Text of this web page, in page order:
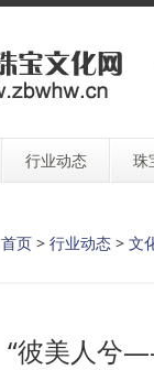
行业动态 珠
首页 > 行业动态 > 文
“彼美人兮